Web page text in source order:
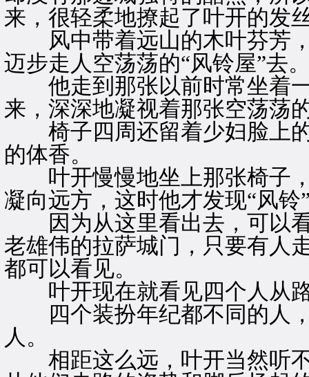
来，很轻柔地撩起了叶开的发
风中带着远山的木叶芬芳，
迈步走人空荡荡的“风铃屋”去
他走到那张以前时常坐着一
来，深深地凝视着那张空荡荡
椅子四周还留着少妇脸上的
的体香。
叶开慢慢地坐上那张椅子，
凝向远方，这时他才发现“风
因为从这里看出去，可以看
老雄伟的拉萨城门，只要有人
都可以看见。
叶开现在就看见四个人从
四个装扮年纪都不同的人，
人。
相距这么远，叶开当然听不